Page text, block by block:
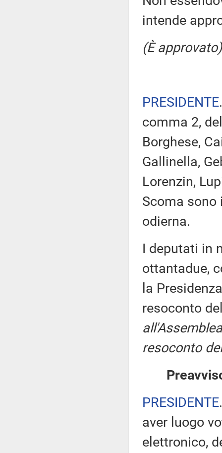
intende
(È approvato)
PRESIDENTE
comma 2,
Borghese,
Gallinella,
Lorenzin,
Scoma sono
odierna.
I deputati in
ottantadue,
la
resoconto
resoconto
PRESIDENTE
aver luogo
elettronico,